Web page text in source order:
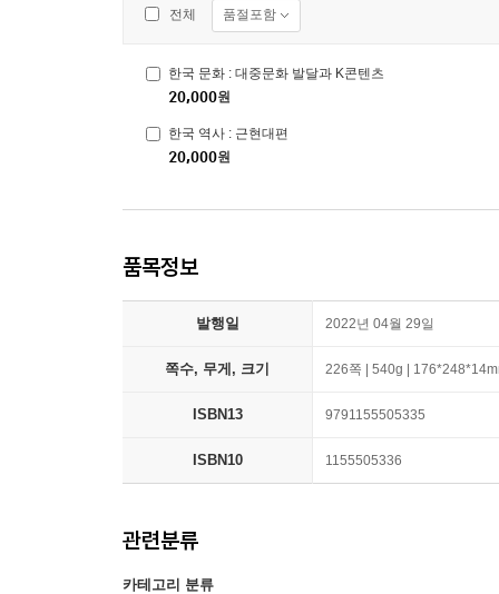
전체 품절포함
한국 문화 : 대중문화 발달과 K콘텐츠
20,000원
한국 역사 : 근현대편
20,000원
품목정보
발행일 2022년 04월 29일
쪽수, 무게, 크기 226쪽 | 540g |
ISBN13 9791155505335
ISBN10 1155505336
관련분류
카테고리 분류